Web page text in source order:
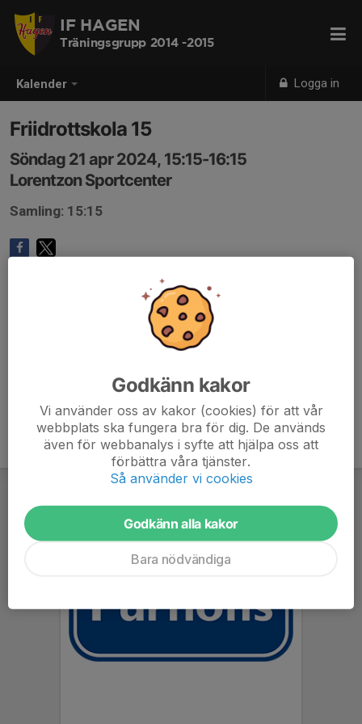
Kalender Logga in
IF HAGEN
Träningsgrupp 2014 -2015
Friidrottskola 15
Söndag 21 apr 2024, 15:15-16:15
Lorentzon Sportcenter
Samling: 15:15
Godkänn kakor
Vi använder oss av kakor (cookies) för att vår
webbplats ska fungera bra för dig. De används
även för webbanalys i syfte att hjälpa oss att
förbättra våra tjänster.
Så använder vi cookies
Godkänn alla kakor
Bara nödvändiga